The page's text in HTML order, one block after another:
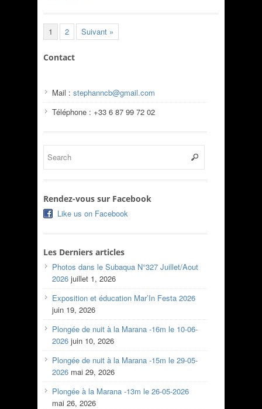
1 2 Suivant »
Contact
Mail : stephanncb@gmail.com
Téléphone : +33 6 87 99 72 02
Rendez-vous sur Facebook
Like us on Facebook
Les Derniers articles
Photos dans le Subaqua N°327 Juillet/Aout
2026 juillet 1, 2026
Exposition et éducation Mar’In Festa 2026
juin 19, 2026
Plongée de nuit à la Marana -16m le 10-06-
2026 juin 10, 2026
Plongée de nuit à la Marana -15m le 29-05-
2026 mai 29, 2026
Plongée à la Marana -13m le 26-05-2026
mai 26, 2026